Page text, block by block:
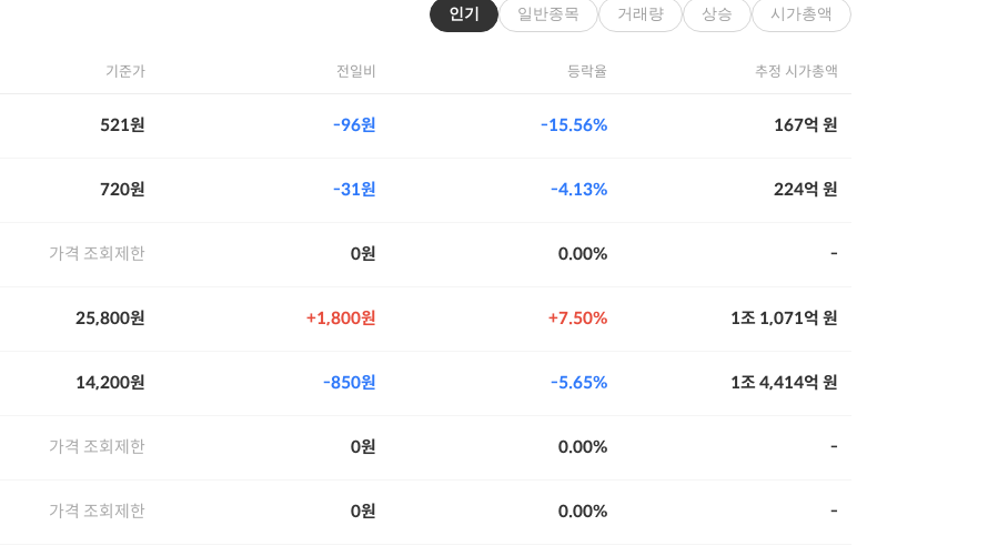
인기 일반종목 거래량 상승 시가총액
기준가 전일비 등락율 추정 시가총액
521원 96원 15.56% 167억 원
720원 31원 4.13% 224억 원
가격 조회제한 0원 0.00% -
25,800원 1,800원 7.50% 1조 1,071억 원
14,200원 850원 5.65% 1조 4,414억 원
가격 조회제한 0원 0.00% -
가격 조회제한 0원 0.00% -